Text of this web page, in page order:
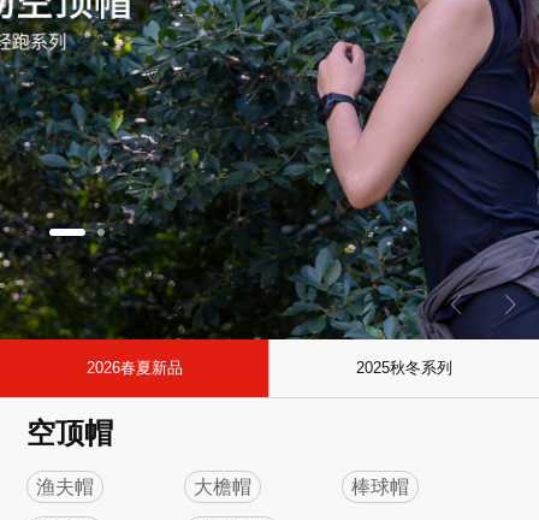
2026春夏新品 2025秋冬系列
空顶帽
渔夫帽 大檐帽 棒球帽